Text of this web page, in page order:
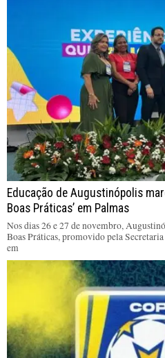
Educação de Augustinópolis
Boas Práticas’ em Palmas
Nos dias 26 e 27 de novembro,
Boas Práticas, promovido pela
em